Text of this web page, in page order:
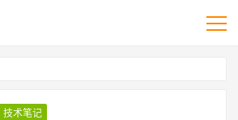
技术笔记